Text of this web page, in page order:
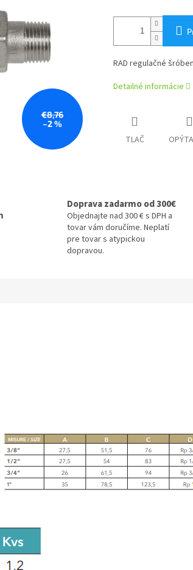
€8,76
–2 %
RAD regulačné
Detailné informácie
TLAČ
Doprava zadarmo od 300€
Objednajte nad 300 € s DPH a
tovar vám doručíme. Neplatí
pre tovar s atypickou
dopravou.